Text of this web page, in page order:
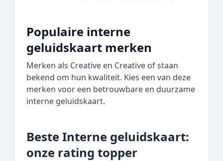
Populaire interne
geluidskaart merken
Merken als Creative en Creative of staan
bekend om hun kwaliteit. Kies een van deze
merken voor een betrouwbare en duurzame
interne geluidskaart.
Beste Interne geluidskaart:
onze rating topper